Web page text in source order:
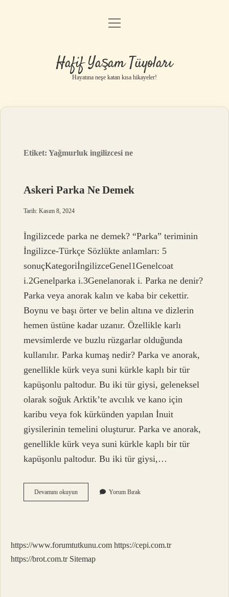
Anasayfa
Yasal Uyarı
menüyü
Hafif Yaşam Tüyoları
Hayatına neşe katan kısa hikayeler!
Etiket:Yağmurluk ingilizcesi ne
Askeri Parka Ne Demek
Tarih: Kasım 8, 2024
İngilizcede parka ne demek? “Parka” teriminin
İngilizce-Türkçe Sözlükte anlamları: 5
sonuçKategoriİngilizceGenel1Genelcoat
i.2Genelparka i.3Genelanorak i. Parka ne denir?
Parka veya anorak kalın ve kaba bir cekettir.
Boynu ve başı örter ve belin altına ve dizlerin
hemen üstüne kadar uzanır. Özellikle karlı
mevsimlerde ve buzlu rüzgarlar olduğunda
kullanılır. Parka kumaş nedir? Parka ve anorak,
genellikle kürk veya suni kürkle kaplı bir tür
kapüşonlu paltodur. Bu iki tür giysi, geleneksel
olarak soğuk Arktik’te avcılık ve kano için
karibu veya fok kürkünden yapılan İnuit
giysilerinin temelini oluşturur. Parka ve anorak,
genellikle kürk veya suni kürkle kaplı bir tür
kapüşonlu paltodur. Bu iki tür giysi,…
Devamını okuyunAskeri
Parka
Yorum Bırak
https://www.forumtutkunu.com https://cepi.com.tr
https://brot.com.tr Sitemap